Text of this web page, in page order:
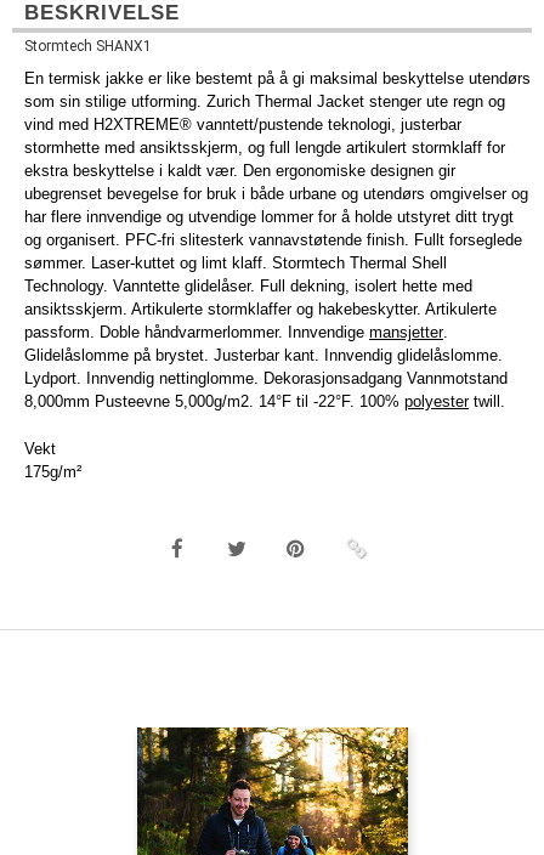
BESKRIVELSE
Stormtech SHANX1
En termisk jakke er like bestemt på å gi maksimal beskyttelse utendørs
som sin stilige utforming. Zurich Thermal Jacket stenger ute regn og
vind med H2XTREME® vanntett/pustende teknologi, justerbar
stormhette med ansiktsskjerm, og full lengde artikulert stormklaff for
ekstra beskyttelse i kaldt vær. Den ergonomiske designen gir
ubegrenset bevegelse for bruk i både urbane og utendørs omgivelser og
har flere innvendige og utvendige lommer for å holde utstyret ditt trygt
og organisert. PFC-fri slitesterk vannavstøtende finish. Fullt forseglede
sømmer. Laser-kuttet og limt klaff. Stormtech Thermal Shell
Technology. Vanntette glidelåser. Full dekning, isolert hette med
ansiktsskjerm. Artikulerte stormklaffer og hakebeskytter. Artikulerte
passform. Doble håndvarmerlommer. Innvendige mansjetter.
Glidelåslomme på brystet. Justerbar kant. Innvendig glidelåslomme.
Lydport. Innvendig nettinglomme. Dekorasjonsadgang Vannmotstand
8,000mm Pusteevne 5,000g/m2. 14°F til -22°F. 100% polyestertwill.
Vekt
175g/m²